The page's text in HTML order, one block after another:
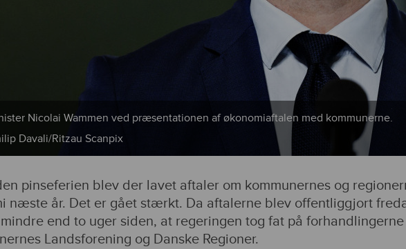
Nicolai Wammen ved præsentationen af økonomiaftalen med kommunerne.
Davali/Ritzau Scanpix
pinseferien blev der lavet aftaler om kommunernes og
næste år. Det er gået stærkt. Da aftalerne blev offentliggjort
end to uger siden, at regeringen tog fat på
Landsforening og Danske Regioner.